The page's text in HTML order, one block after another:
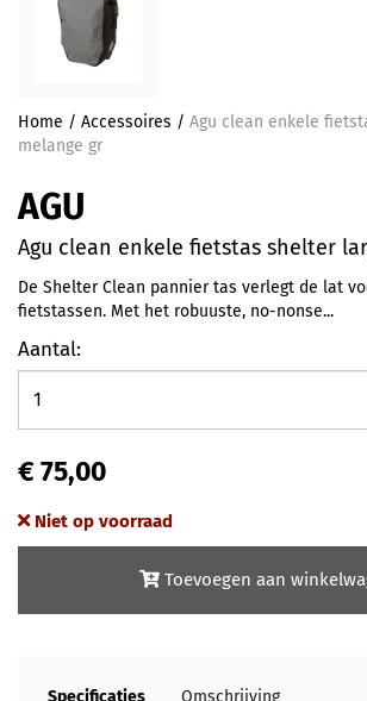
Home / Accessoires / Agu clean enkele
melange gr
AGU
Agu clean enkele fietstas shelter
De Shelter Clean pannier tas verlegt de lat
fietstassen. Met het robuuste, no-nonse...
Aantal:
€ 75,00
Niet op voorraad
Toevoegen aan
Specificaties Omschrijving